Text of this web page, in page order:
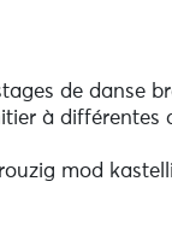
de danse
à différentes
mod